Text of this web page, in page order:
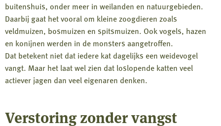
buitenshuis, onder meer in weilanden en natuurgebieden.
Daarbij gaat het vooral om kleine zoogdieren zoals
veldmuizen, bosmuizen en spitsmuizen. Ook vogels, hazen
en konijnen werden in de monsters aangetroffen.
Dat betekent niet dat iedere kat dagelijks een weidevogel
vangt. Maar het laat wel zien dat loslopende katten veel
actiever jagen dan veel eigenaren denken.
Verstoring zonder vangst